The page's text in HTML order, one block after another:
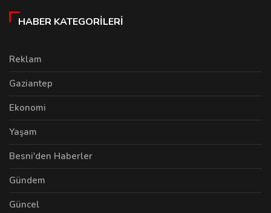
HABER KATEGORILERI
Reklam
Gaziantep
Ekonomi
Yaşam
Besni'den Haberler
Gündem
Güncel